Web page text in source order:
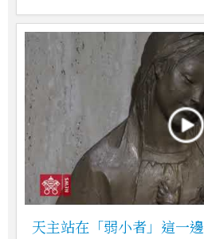
天主站在「弱小者」這一邊